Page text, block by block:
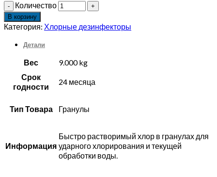
Количество
В корзину
Категория: Хлорные дезинфекторы
Детали
Вес
9.000 kg
Срок
годности
24 месяца
Тип Товара Гранулы
Информация
Быстро растворимый хлор в гранулах для
ударного хлорирования и текущей
обработки воды.